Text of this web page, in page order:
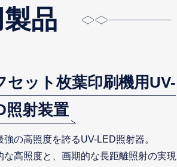
品
セット枚葉印刷機用UV-
照射装置
強の高照度を誇るUV-LED照射器。
な高照度と、画期的な長距離照射の実現